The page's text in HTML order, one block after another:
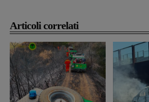
Articoli correlati